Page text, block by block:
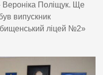
Поліщук. Ще
випускник
ліцей №2»